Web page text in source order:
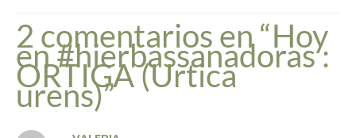
2 comentarios en “Hoy
en #hierbassanadoras :
ORTIGA (Urtica
urens)”